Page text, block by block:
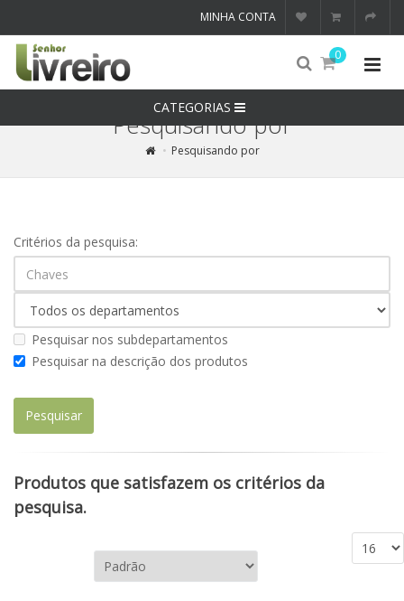
MINHA CONTA
0
CATEGORIAS
Pesquisando por
Pesquisando por
Critérios da pesquisa:
Pesquisar nos subdepartamentos
Pesquisar na descrição dos produtos
Produtos que satisfazem os critérios da
pesquisa.